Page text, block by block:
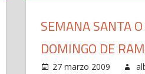
SEMANA SANTA
DOMINGO DE
27 marzo 2009